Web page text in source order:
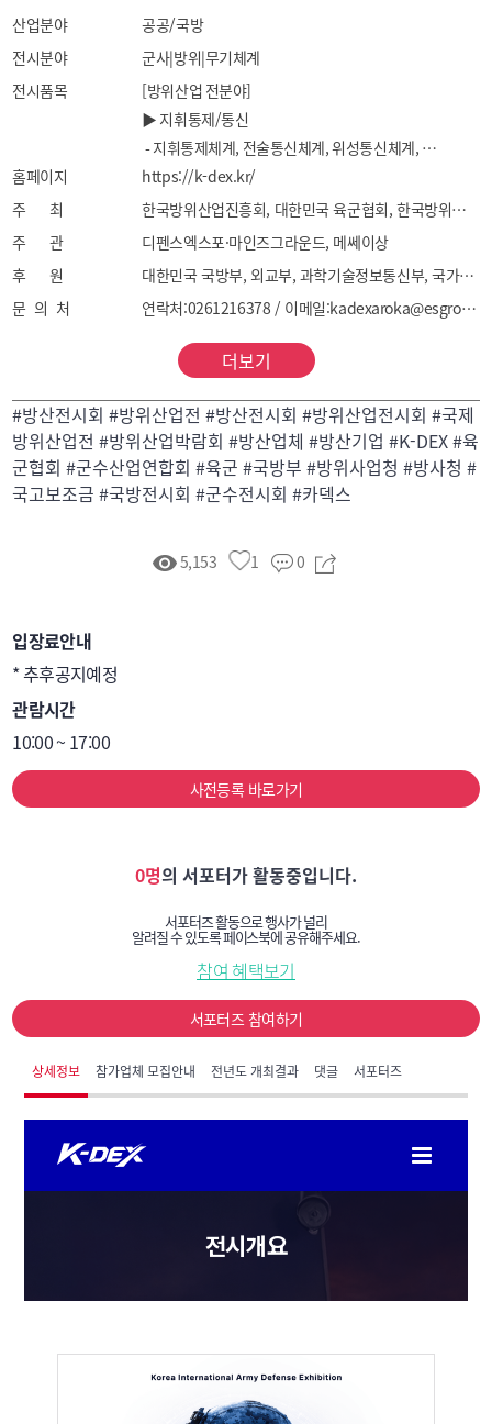
산업분야
공공/국방
전시분야
군사|방위|무기체계
전시품목
[방위산업 전분야]
▶ 지휘통제/통신
- 지휘통제체계, 전술통신체계, 위성통신체계,
공중통제체계, 유선장비, 무선장비, 경보용수신기,
무선송수신기, 고속전문처리기, 정보/보안장비 등
▶ 정보
감시레이더, 항공관제레이더, 방공관제레이더,
전자광학장비, 광증폭야시장비, 열상감시장비,
레이저장비, 기상위성감시장비, 기상감시레이더,
경계시스템 등
▶ 기동
- 전투용 전차, 전투지원용 전차, 전투용 장갑차,
지휘통제용 장갑차, 전투지원용 장갑차, 전투차량,
전투공병장비, 간격극복 및 도하장비, 지뢰지대
항공기 견인차 등
▶ 화력
▶ 방호
- 대공포, 대공유도무기, 방공레이더, 방공통제장비,
▶ 지원
- 방탄복, 방탄헬멧, 방탄판, 전투용안경, 일반피복류,
특수피복류, 방한피복류, 침구류, 개인장구류, 군급식,
주방기기, 전투식량, 화학물자류, 특수섬유물자, 전기/
전자물자, 근무지원물자, 인쇄물자류, 의무물자,
외과장비, 치과장비, 방사선장비, 병원장비, 병리장비,
의약품류, 모듈러건축, 3D프린팅건설, 스마트물류센터,
태양광, 건축자재 등
▶ 항공
- 전투임무기, 공중기동기, 감시통제기, 훈련기,
탐색구조헬기, 지휘헬기, 훈련헬기,
항공기사격통제장비, 항공전술통제장비, 정밀폭격장비,
항공항법장비, 항공기피아식별장비, 드론 등
자율주행, 웨어러블기기, 5G, 3D프린팅, 빅데이터,
첨단소재, 사이버네트워크, ESS 등
홈페이지
https://k-dex.kr/
주 최
한국방위산업진흥회, 대한민국 육군협회, 한국방위산업MICE협회 KDIA, AROKA, KDM
주 관
디펜스엑스포·마인즈그라운드, 메쎄이상
후 원
대한민국 국방부, 외교부, 과학기술정보통신부, 국가보훈부, 산업통상자원부, 중소벤처기업부, 방위사업청, 조달청, 우주항공청, 병무청, 합동참모본부, 대한민국 육군, 해군, 공군, 해병대, 국방과학연구소, 국방기술품질원, 국방기술진흥연구소, 국방홍보원, 국가정보통신협회, 한국방산혁신기업협회, 대한민국 군수산업연합회, 한국국방외교협회, 동방성장위원회, 경기도
문 의 처
연락처:0261216378 / 이메일:kadexaroka@esgroup.net
더보기
#방산전시회 #방위산업전 #방산전시회 #방위산업전시회 #국제
방위산업전 #방위산업박람회 #방산업체 #방산기업 #K-DEX #육
군협회 #군수산업연합회 #육군 #국방부 #방위사업청 #방사청 #
국고보조금 #국방전시회 #군수전시회 #카덱스
5,153 1 0
입장료안내
* 추후공지예정
관람시간
10:00 ~ 17:00
사전등록 바로가기
0명의 서포터가 활동중입니다.
서포터즈 활동으로 행사가 널리
알려질 수 있도록 페이스북에 공유해주세요.
참여 혜택보기
서포터즈 참여하기
상세정보 참가업체 모집안내 전년도 개최결과 댓글 서포터즈